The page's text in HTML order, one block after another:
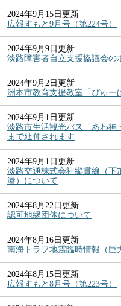
2024年9月15日更新
広報すもと9月号（第224号）
2024年9月9日更新
淡路障害者自立支援協議会の
2024年9月2日更新
洲本市教育支援教室「ぴゅー
2024年9月1日更新
淡路市生活観光バス「あわ神
まで延伸されます
2024年9月1日更新
淡路交通株式会社縦貫線（下
港）について
2024年8月22日更新
認可地縁団体について
2024年8月16日更新
南海トラフ地震臨時情報（巨
2024年8月15日更新
広報すもと8月号（第223号）